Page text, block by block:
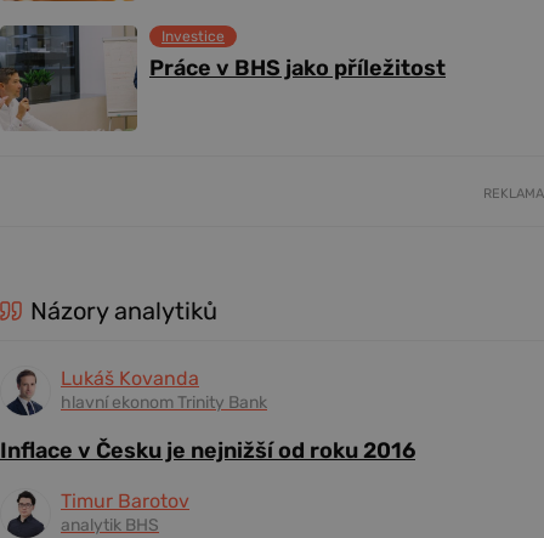
Práce v BHS jako příležitost
Investice
REKLAMA
Názory analytiků
Lukáš Kovanda
hlavní ekonom Trinity Bank
Inflace v Česku je nejnižší od roku 2016
Timur Barotov
analytik BHS